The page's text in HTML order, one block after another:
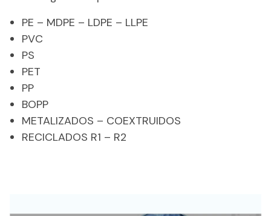
PE – MDPE – LDPE – LLPE
PVC
PS
PET
PP
BOPP
METALIZADOS – COEXTRUIDOS
RECICLADOS R1 – R2